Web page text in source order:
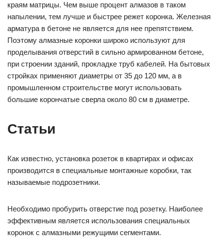
краям матрицы. Чем выше процент алмазов в таком
напылении, тем лучше и быстрее режет коронка. Железная
арматура в бетоне не является для нее препятствием.
Поэтому алмазные коронки широко используют для
проделывания отверстий в сильно армированном бетоне,
при строении зданий, прокладке труб кабелей. На бытовых
стройках применяют диаметры от 35 до 120 мм, а в
промышленном строительстве могут использовать
большие корончатые сверла около 80 см в диаметре.
Статьи
Как известно, установка розеток в квартирах и офисах
производится в специальные монтажные коробки, так
называемые подрозетники.
Необходимо пробурить отверстие под розетку. Наиболее
эффективным является использования специальных
коронок с алмазными режущими сегментами.